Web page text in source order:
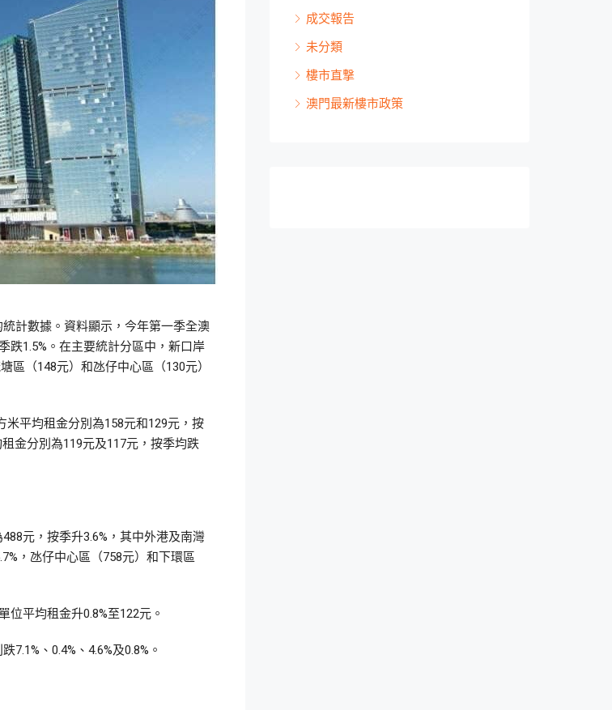
計數據。資料顯示，今年第一季全澳
跌1.5%。在主要統計分區中，新口岸
區（148元）和氹仔中心區（130元）
平均租金分別為158元和129元，按
金分別為119元及117元，按季均跌
元，按季升3.6%，其中外港及南灣
，氹仔中心區（758元）和下環區
平均租金升0.8%至122元。
、0.4%、4.6%及0.8%。
成交報告
未分類
樓市直撃
澳門最新樓市政策